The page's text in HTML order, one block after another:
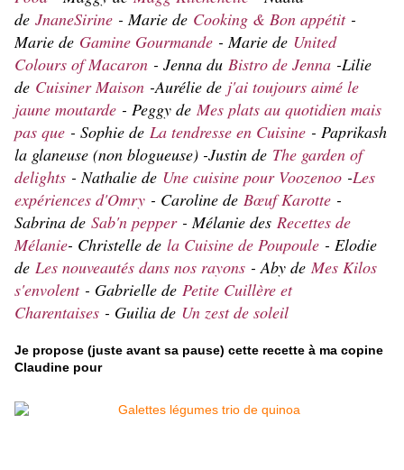
de JnaneSirine - Marie de Cooking & Bon appétit -
Marie de Gamine Gourmande - Marie de United
Colours of Macaron - Jenna du Bistro de Jenna -Lilie
de Cuisiner Maison -Aurélie de j'ai toujours aimé le
jaune moutarde - Peggy de Mes plats au quotidien mais
pas que - Sophie de La tendresse en Cuisine - Paprikash
la glaneuse (non blogueuse) -Justin de The garden of
delights - Nathalie de Une cuisine pour Voozenoo -Les
expériences d'Omry - Caroline de Bœuf Karotte -
Sabrina de Sab'n pepper - Mélanie des Recettes de
Mélanie- Christelle de la Cuisine de Poupoule - Elodie
de Les nouveautés dans nos rayons - Aby de Mes Kilos
s'envolent - Gabrielle de Petite Cuillère et
Charentaises - Guilia de Un zest de soleil
Je propose (juste avant sa pause) cette recette à ma copine
Claudine pour